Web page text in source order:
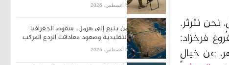
نحن نثرثر.
فرخزاد:
عن خيالٍ
5 أغسطس، 2026
من ينبع إلى هرمز… سقوط الجغرافيا
التقليدية وصعود معادلات الردع المركب
5 أغسطس، 2026